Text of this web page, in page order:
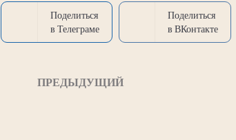
Поделиться
в Телеграме
Поделиться
в ВКонтакте
ПРЕДЫДУЩИЙ